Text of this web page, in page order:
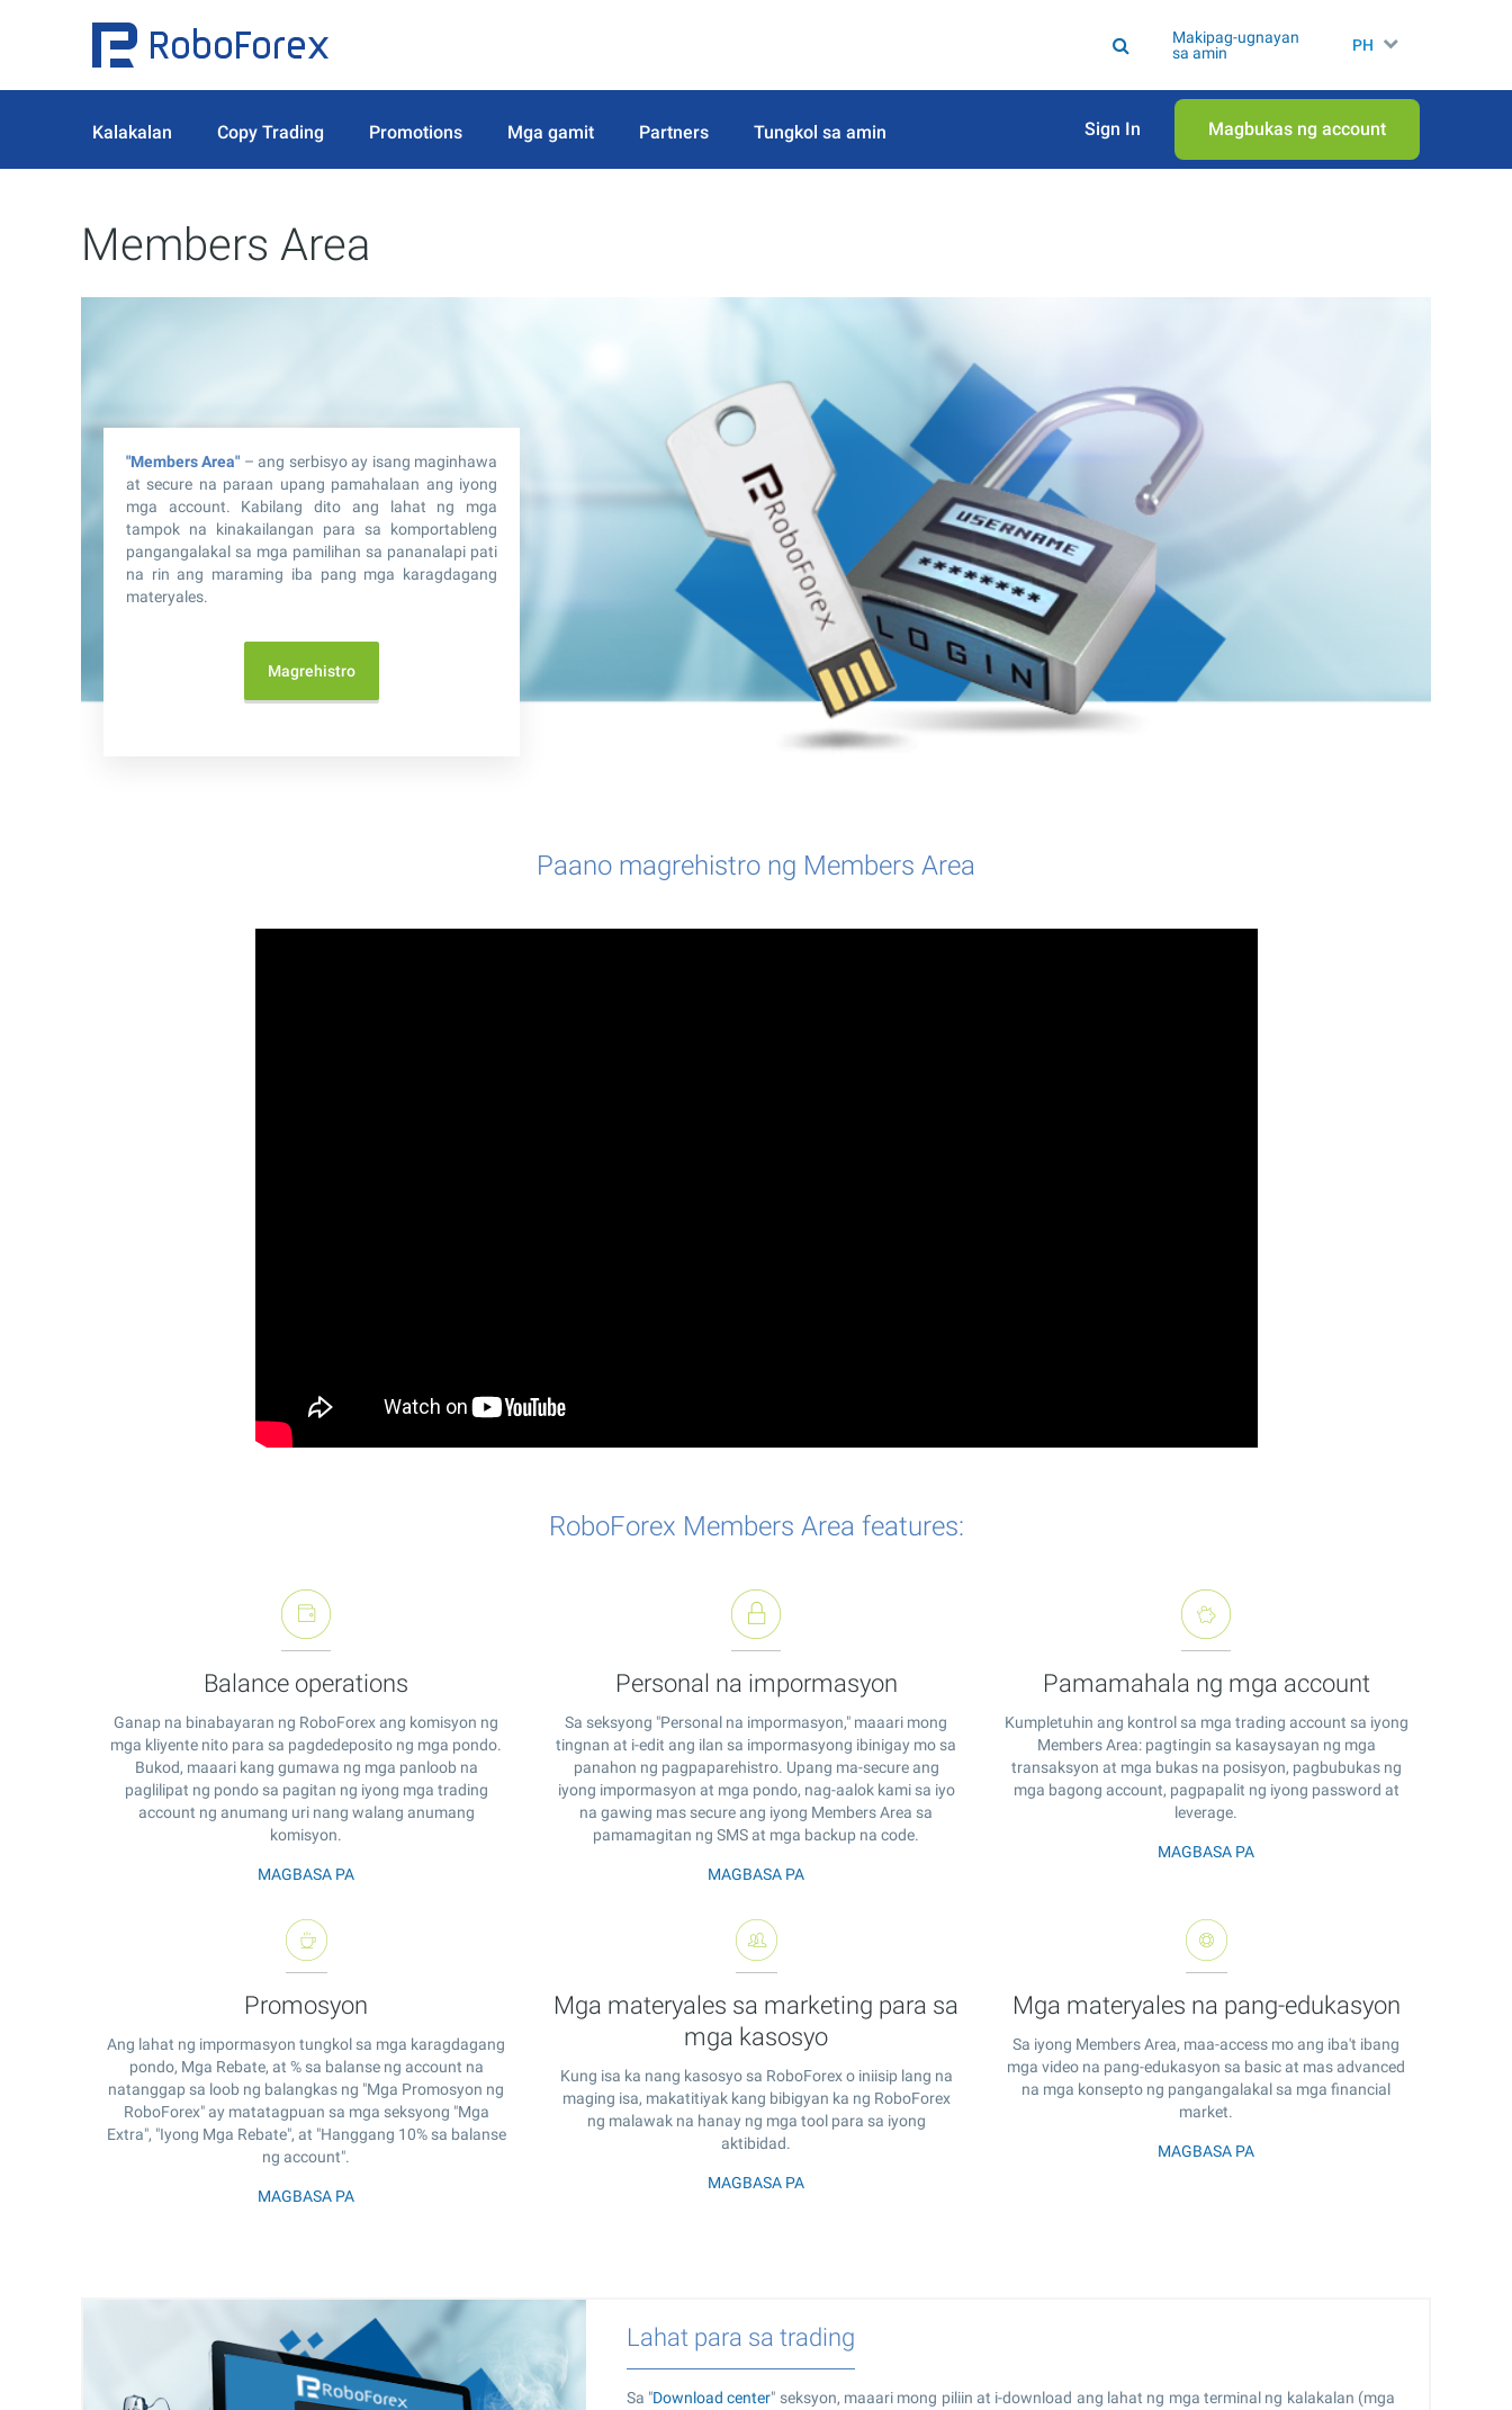
Makipag-ugnayan
sa amin
PH
Kalakalan Copy Trading Promotions Mga gamit Partners Tungkol sa amin Sign In Magbukas ng account
Members Area
"Members Area" – ang serbisyo ay isang maginhawa
at secure na paraan upang pamahalaan ang iyong
mga account. Kabilang dito ang lahat ng mga
tampok na kinakailangan para sa komportableng
pangangalakal sa mga pamilihan sa pananalapi pati
na rin ang maraming iba pang mga karagdagang
materyales.
Magrehistro
Paano magrehistro ng Members Area
RoboForex Members Area features:
Balance operations
Ganap na binabayaran ng RoboForex ang komisyon ng
mga kliyente nito para sa pagdedeposito ng mga pondo.
Bukod, maaari kang gumawa ng mga panloob na
paglilipat ng pondo sa pagitan ng iyong mga trading
account ng anumang uri nang walang anumang
komisyon.
MAGBASA PA
Personal na impormasyon
Sa seksyong "Personal na impormasyon," maaari mong
tingnan at i-edit ang ilan sa impormasyong ibinigay mo sa
panahon ng pagpaparehistro. Upang ma-secure ang
iyong impormasyon at mga pondo, nag-aalok kami sa iyo
na gawing mas secure ang iyong Members Area sa
pamamagitan ng SMS at mga backup na code.
MAGBASA PA
Pamamahala ng mga account
Kumpletuhin ang kontrol sa mga trading account sa iyong
Members Area: pagtingin sa kasaysayan ng mga
transaksyon at mga bukas na posisyon, pagbubukas ng
mga bagong account, pagpapalit ng iyong password at
leverage.
MAGBASA PA
Promosyon
Ang lahat ng impormasyon tungkol sa mga karagdagang
pondo, Mga Rebate, at % sa balanse ng account na
natanggap sa loob ng balangkas ng "Mga Promosyon ng
RoboForex" ay matatagpuan sa mga seksyong "Mga
Extra", "Iyong Mga Rebate", at "Hanggang 10% sa balanse
ng account".
MAGBASA PA
Mga materyales sa marketing para sa
mga kasosyo
Kung isa ka nang kasosyo sa RoboForex o iniisip lang na
maging isa, makatitiyak kang bibigyan ka ng RoboForex
ng malawak na hanay ng mga tool para sa iyong
aktibidad.
MAGBASA PA
Mga materyales na pang-edukasyon
Sa iyong Members Area, maa-access mo ang iba't ibang
mga video na pang-edukasyon sa basic at mas advanced
na mga konsepto ng pangangalakal sa mga financial
market.
MAGBASA PA
Lahat para sa trading
Sa "Download center" seksyon, maaari mong piliin at i-download ang lahat ng mga terminal ng kalakalan (mga